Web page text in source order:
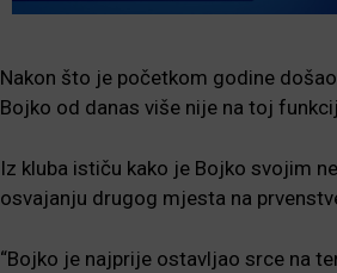
Nakon što je početkom godine
Bojko od danas više nije na toj
Iz kluba ističu kako je Bojko svojim
osvajanju drugog mjesta na
“Bojko je najprije ostavljao srce na